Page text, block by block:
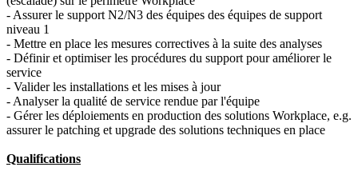
- Assurer le support N2/N3 des équipes des équipes de support
niveau 1
- Mettre en place les mesures correctives à la suite des analyses
- Définir et optimiser les procédures du support pour améliorer le
service
- Valider les installations et les mises à jour
- Analyser la qualité de service rendue par l'équipe
- Gérer les déploiements en production des solutions Workplace, e.g.
assurer le patching et upgrade des solutions techniques en place
Qualifications